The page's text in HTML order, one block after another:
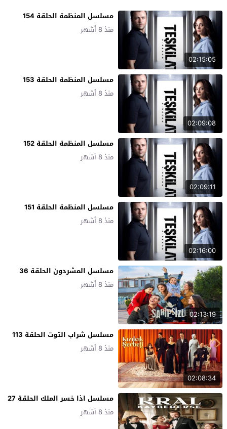
02:15:05
مسلسل المنظمة الحلقة 154
منذ 8 أشهر
02:09:08
مسلسل المنظمة الحلقة 153
منذ 8 أشهر
02:09:11
مسلسل المنظمة الحلقة 152
منذ 8 أشهر
02:16:00
مسلسل المنظمة الحلقة 151
منذ 8 أشهر
02:13:19
مسلسل المشردون الحلقة 36
منذ 8 أشهر
02:08:34
مسلسل شراب التوت الحلقة 113
منذ 8 أشهر
مسلسل اذا خسر الملك الحلقة 27
منذ 8 أشهر